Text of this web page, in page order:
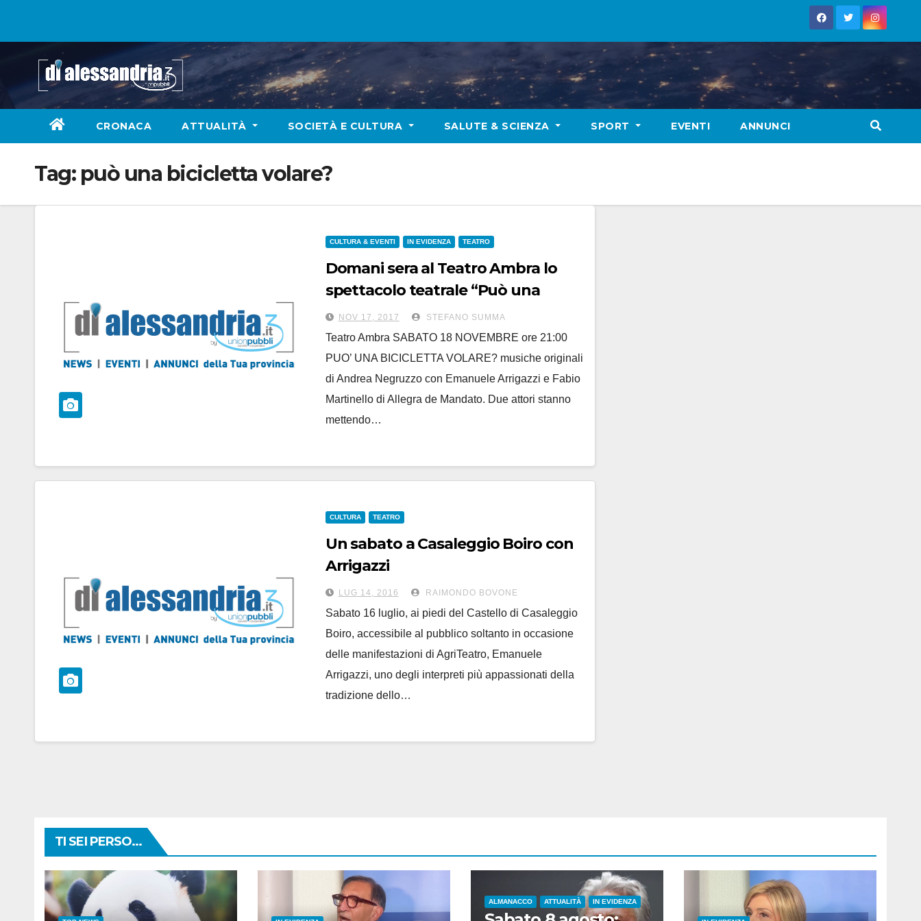
CRONACA ATTUALITÀ SOCIETÀ E CULTURA SALUTE & SCIENZA SPORT EVENTI ANNUNCI
Tag: può una bicicletta volare?
CULTURA & EVENTI IN EVIDENZA TEATRO
Domani sera al Teatro Ambra lo
spettacolo teatrale “Può una
bicicletta volare?”
NOV 17, 2017 STEFANO SUMMA
Teatro Ambra SABATO 18 NOVEMBRE ore 21:00
PUO’ UNA BICICLETTA VOLARE? musiche originali
di Andrea Negruzzo con Emanuele Arrigazzi e Fabio
Martinello di Allegra de Mandato. Due attori stanno
mettendo…
CULTURA TEATRO
Un sabato a Casaleggio Boiro con
Arrigazzi
per scoprire se… “Può una
bicicletta volare?”
LUG 14, 2016 RAIMONDO BOVONE
Sabato 16 luglio, ai piedi del Castello di Casaleggio
Boiro, accessibile al pubblico soltanto in occasione
delle manifestazioni di AgriTeatro, Emanuele
Arrigazzi, uno degli interpreti più appassionati della
tradizione dello…
TI SEI PERSO...
ALMANACCO ATTUALITÀ IN EVIDENZA